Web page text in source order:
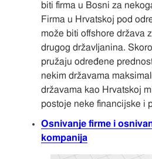
biti firma u Bosni za
Firma u Hrvatskoj pod
može biti offshore država
drugog državljanina.
pružaju određene
nekim državama
državama kao Hrvatskoj
postoje neke financijske i
Osnivanje firme i
kompanija